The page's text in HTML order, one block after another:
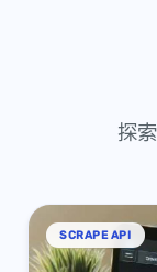
探
SCRAPE API